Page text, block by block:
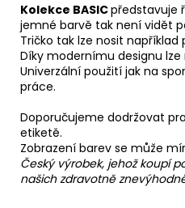
Kolekce BASICpředstavuje
jemné barvě tak není vidět
Tričko tak lze nosit
Díky modernímu designu
Univerzální použití jak na
práce.
Doporučujeme dodržovat
etiketě.
Zobrazení barev se může
Český výrobek, jehož koupí
našich zdravotně